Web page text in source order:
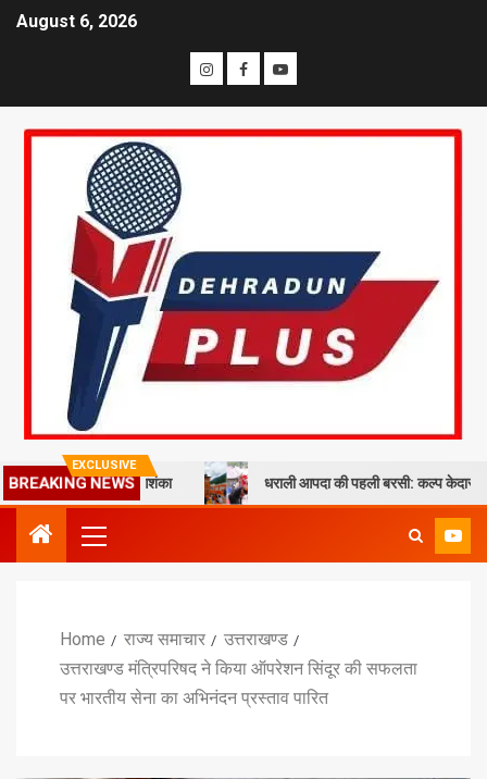
August 6, 2026
EXCLUSIVE
BREAKING NEWS
वोट कटने की आशंका धराली आपदा की पहली बरसी: कल्प केदार मंदिर के
Home राज्य समाचार
उत्तराखण्ड
उत्तराखण्ड मंत्रिपरिषद ने किया ऑपरेशन सिंदूर की सफलता
पर भारतीय सेना का अभिनंदन प्रस्ताव पारित